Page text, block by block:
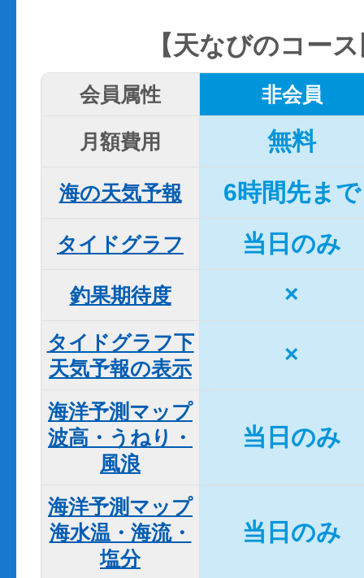
【天なびのコー
会員属性 非会員
月額費用 無料
海の天気予報 6時間先まで
タイドグラフ 当日のみ
釣果期待度 ×
タイドグラフ下
天気予報の表示
×
海洋予測マップ
波高・うねり・
風浪
当日のみ
海洋予測マップ
海水温・海流・
塩分
当日のみ